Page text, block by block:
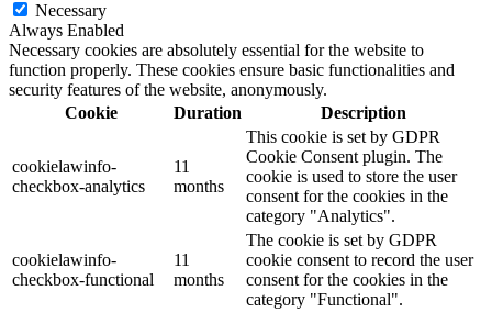
Necessary
Always Enabled
Necessary cookies are absolutely essential for the website to
function properly. These cookies ensure basic functionalities and
security features of the website, anonymously.
Cookie
Duration Description
cookielawinfo-
checkbox-analytics
11
months
This cookie is set by GDPR
Cookie Consent plugin. The
cookie is used to store the user
consent for the cookies in the
category "Analytics".
cookielawinfo-
checkbox-functional
11
months
The cookie is set by GDPR
cookie consent to record the user
consent for the cookies in the
category "Functional".